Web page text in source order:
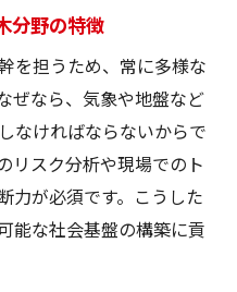
分野の特徴
を担うため、常に多様な
ぜなら、気象や地盤など
なければならないからで
リスク分析や現場でのト
力が必須です。こうした
能な社会基盤の構築に貢